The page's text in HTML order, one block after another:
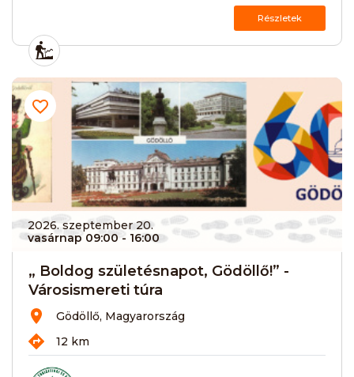
Részletek
2026. szeptember 20.
vasárnap 09:00- 16:00
„ Boldog születésnapot, Gödöllő!” -
Városismereti túra
Gödöllő, Magyarország
12 km